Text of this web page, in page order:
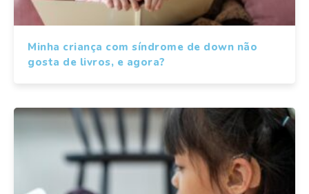
Minha criança com síndrome de down não
gosta de livros, e agora?